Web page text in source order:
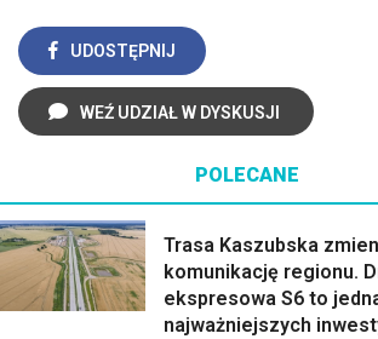
UDOSTĘPNIJ
WEŹ UDZIAŁ W DYSKUSJI
POLECANE
Trasa Kaszubska
komunikację regionu.
ekspresowa S6 to
najważniejszych